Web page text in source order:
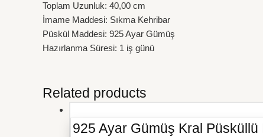
Toplam Uzunluk: 40,00 cm
İmame Maddesi: Sıkma Kehribar
Püskül Maddesi: 925 Ayar Gümüş
Hazırlanma Süresi: 1 iş günü
Related products
925 Ayar Gümüş Kral